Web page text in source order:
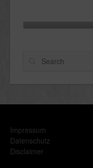
Search
Impressum
Datenschutz
Disclaimer